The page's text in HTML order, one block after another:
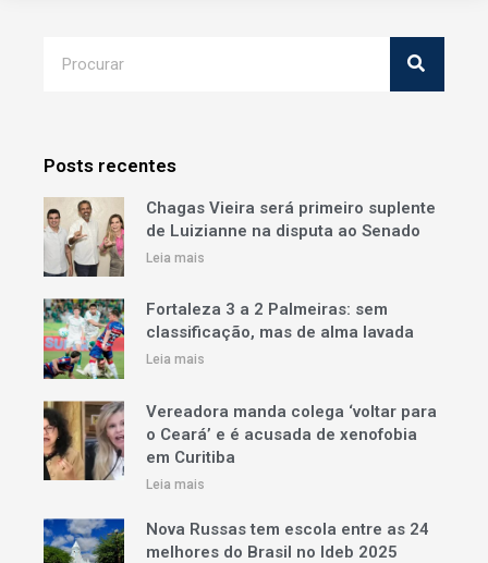
Posts recentes
Chagas Vieira será primeiro suplente
de Luizianne na disputa ao Senado
Leia mais
Fortaleza 3 a 2 Palmeiras: sem
classificação, mas de alma lavada
Leia mais
Vereadora manda colega ‘voltar para
o Ceará’ e é acusada de xenofobia
em Curitiba
Leia mais
Nova Russas tem escola entre as 24
melhores do Brasil no Ideb 2025